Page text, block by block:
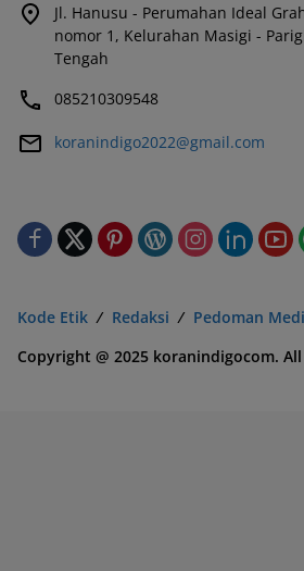
Jl. Hanusu - Perumahan Ideal
nomor 1, Kelurahan Masigi -
Tengah
085210309548
koranindigo2022@gmail.com
Kode Etik Redaksi
Pedoman
Copyright @ 2025 koranindigocom.